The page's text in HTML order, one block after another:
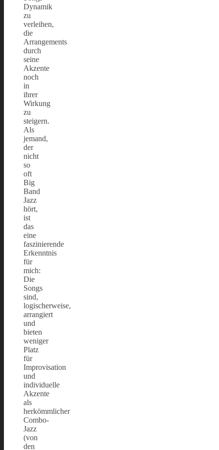
Dynamik
zu
verleihen,
die
Arrangements
durch
seine
Akzente
noch
in
ihrer
Wirkung
zu
steigern.
Als
jemand,
der
nicht
so
oft
Big
Band
Jazz
hört,
ist
das
eine
faszinierende
Erkenntnis
für
mich:
Die
Songs
sind,
logischerweise,
arrangiert
und
bieten
weniger
Platz
für
Improvisation
und
individuelle
Akzente
als
herkömmlicher
Combo-
Jazz
(von
den